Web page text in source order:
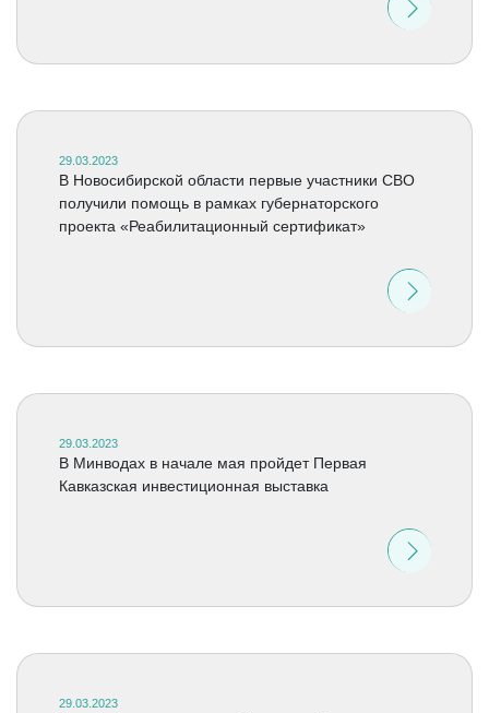
29.03.2023
В Новосибирской области первые участники СВО
получили помощь в рамках губернаторского
проекта «Реабилитационный сертификат»
29.03.2023
В Минводах в начале мая пройдет Первая
Кавказская инвестиционная выставка
29.03.2023